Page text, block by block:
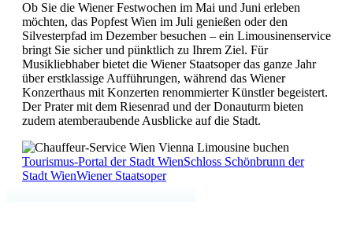
Ob Sie die Wiener Festwochen im Mai und Juni erleben
möchten, das Popfest Wien im Juli genießen oder den
Silvesterpfad im Dezember besuchen – ein Limousinenservice
bringt Sie sicher und pünktlich zu Ihrem Ziel. Für
Musikliebhaber bietet die Wiener Staatsoper das ganze Jahr
über erstklassige Aufführungen, während das Wiener
Konzerthaus mit Konzerten renommierter Künstler begeistert.
Der Prater mit dem Riesenrad und der Donauturm bieten
zudem atemberaubende Ausblicke auf die Stadt.
Tourismus-Portal der Stadt WienSchloss Schönbrunn der
Stadt WienWiener Staatsoper